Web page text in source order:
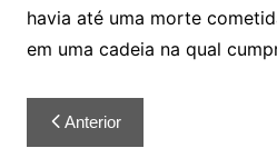
havia até uma morte
em uma cadeia na qual
Anterior